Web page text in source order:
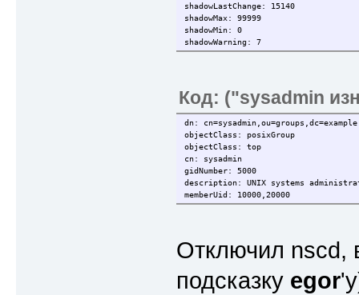
shadowLastChange: 15140
shadowMax: 99999
shadowMin: 0
shadowWarning: 7
userPassword::
Код: ("sysadmin
dn:
objectClass: posixGroup
objectClass: top
cn: sysadmin
gidNumber: 5000
description: UNIX systems
memberUid: 10000,20000
Отключил nscd,
подсказку egor